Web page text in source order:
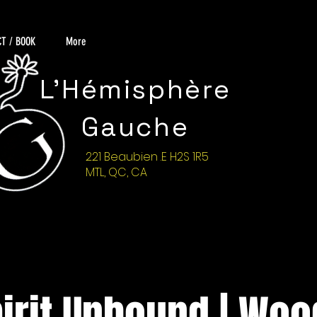
221 Beaubien .E H2S 1R5
MTL, QC, CA
L'Hémisphère
Gauche
/ BOOK More